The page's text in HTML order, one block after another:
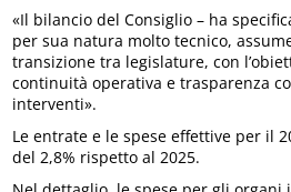
«Il bilancio del Consiglio – ha
per sua natura molto tecnico,
transizione tra legislature, con
continuità operativa e trasparenza
interventi».
Le entrate e le spese effettive per il
del 2,8% rispetto al 2025.